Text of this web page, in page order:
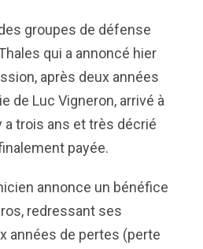
groupes de défense
qui a annoncé hier
après deux années
de Luc Vigneron, arrivé à
a trois ans et très décrié
payée.
annonce un bénéfice
redressant ses
années de pertes (perte